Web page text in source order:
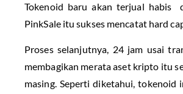
Tokenoid baru akan terjual habis
PinkSale itu sukses mencatat hard
Proses selanjutnya, 24 jam usai
membagikan merata aset kripto itu
masing. Seperti diketahui, tokenoid